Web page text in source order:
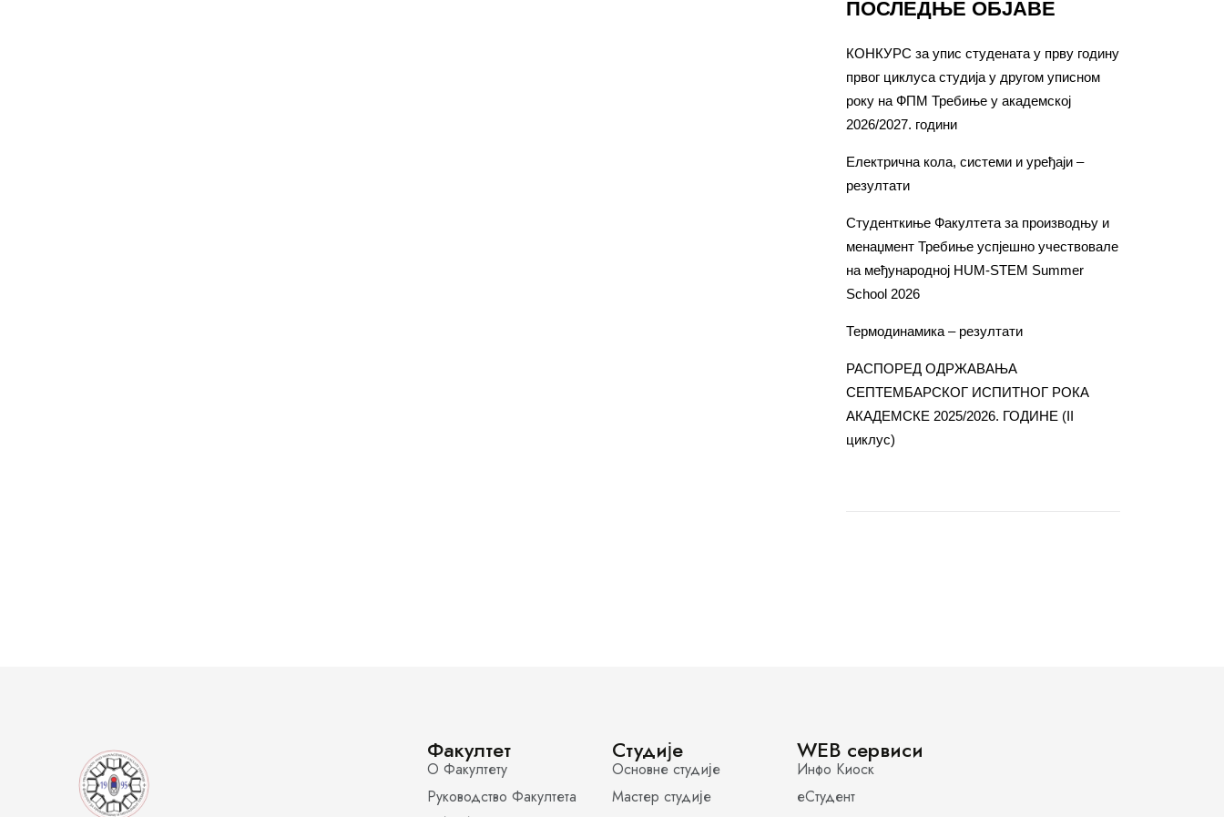
ПОСЛЕДЊЕ ОБЈАВЕ
КОНКУРС за упис студената у прву годину
првог циклуса студија у другом уписном
року на ФПМ Требиње у академској
2026/2027. години
Електрична кола, системи и уређаји –
резултати
Студенткиње Факултета за производњу и
менаџмент Требиње успјешно учествовале
на међународној HUM-STEM Summer
School 2026
Термодинамика – резултати
РАСПОРЕД ОДРЖАВАЊА
СЕПТЕМБАРСКОГ ИСПИТНОГ РОКА
АКАДЕМСКЕ 2025/2026. ГОДИНЕ (II
циклус)
Факултет
О Факултету
Руководство Факултета
Студије
Основне студије
Мастер студије
WEB сервиси
Инфо Киоск
еСтудент